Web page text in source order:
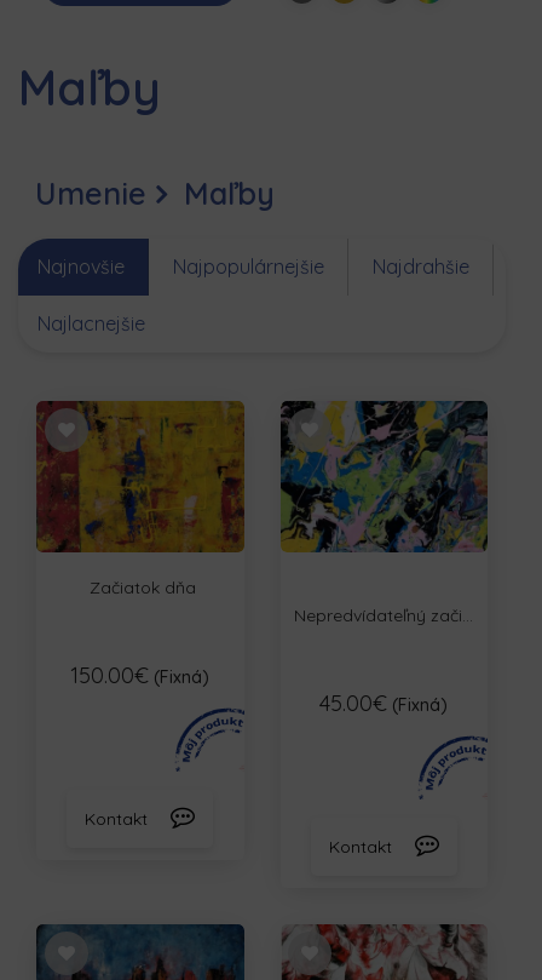
Maľby
Umenie Maľby
Najnovšie Najpopulárnejšie Najdrahšie
Najlacnejšie
Začiatok dňa
150.00€ (Fixná)
Kontakt
Nepredvídateľný zači...
45.00€ (Fixná)
Kontakt